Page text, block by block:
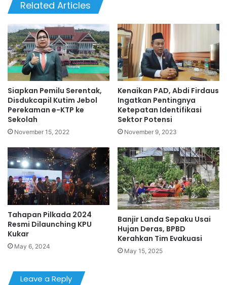
Related Articles
Siapkan Pemilu Serentak,
Disdukcapil Kutim Jebol
Perekaman e-KTP ke
Sekolah
November 15, 2022
Kenaikan PAD, Abdi Firdaus
Ingatkan Pentingnya
Ketepatan Identifikasi
Sektor Potensi
November 9, 2023
Tahapan Pilkada 2024
Resmi Dilaunching KPU
Kukar
May 6, 2024
Banjir Landa Sepaku Usai
Hujan Deras, BPBD
Kerahkan Tim Evakuasi
May 15, 2025
Leave a Reply